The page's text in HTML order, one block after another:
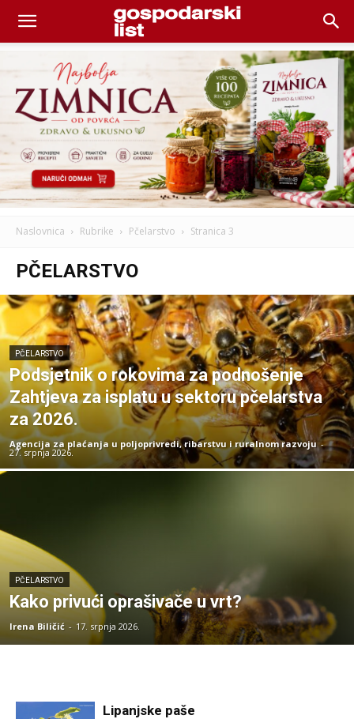
Naslovnica Rubrike Pčelarstvo Stranica 3
PČELARSTVO
PČELARSTVO
Podsjetnik o rokovima za podnošenje
Zahtjeva za isplatu u sektoru pčelarstva
za 2026.
Agencija za plaćanja u poljoprivredi, ribarstvu i ruralnom razvoju -
27. srpnja 2026.
PČELARSTVO
Kako privući oprašivače u vrt?
Irena Biličić - 17. srpnja 2026.
Lipanjske paše